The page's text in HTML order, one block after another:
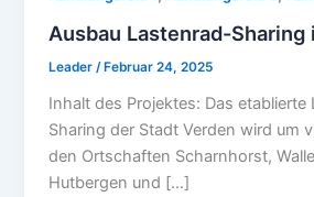
Ausbau Lastenrad-Sharing
Leader/ Februar 24, 2025
Inhalt des Projektes: Das etablierte
Sharing der Stadt Verden wird um
den Ortschaften Scharnhorst,
Hutbergen und […]